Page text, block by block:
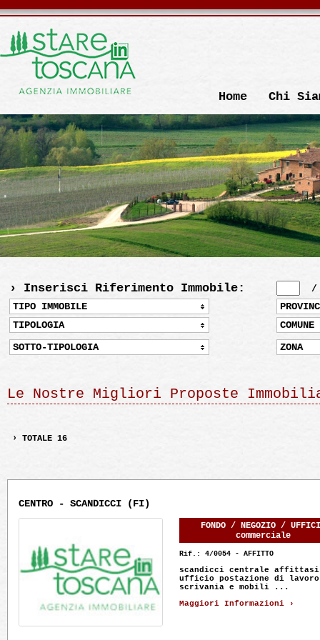
Home Chi
› Inserisci Riferimento Immobile:
TIPO IMMOBILE
TIPOLOGIA
COMUNE
SOTTO-TIPOLOGIA
ZONA
Le Nostre Migliori Proposte
› TOTALE 16
CENTRO - SCANDICCI (FI)
FONDO / NEGOZIO /
commerciale
Rif.: 4/0054 - AFFITTO
scandicci centrale
ufficio postazione di lavoro
scrivania e mobili ...
Maggiori Informazioni ›